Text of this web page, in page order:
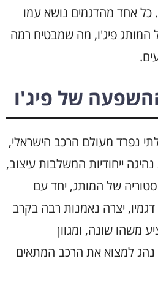
כל אחד מהדגמים נושא עמו
המותג פיג'ו, מה שמבטיח רמה
של פיג'ו
נפרד מעולם הרכב הישראלי,
ייחודיות המשלבות עיצוב,
של המותג, יחד עם
דגמיו, יצרה נאמנות רבה בקרב
משהו שונה, ומגוון
למצוא את הרכב המתאים